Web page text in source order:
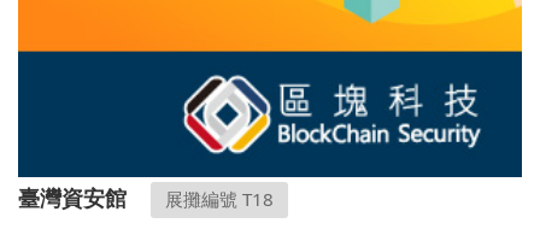
臺灣資安館 展攤編號 T18